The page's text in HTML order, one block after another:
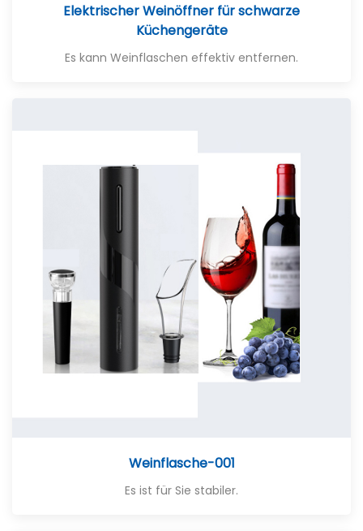
Elektrischer Weinöffner für schwarze
Küchengeräte
Es kann Weinflaschen effektiv entfernen.
Weinflasche-001
Es ist für Sie stabiler.